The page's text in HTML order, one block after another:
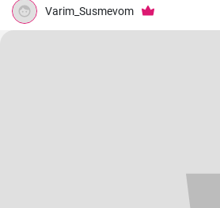
Varim_Susmevom